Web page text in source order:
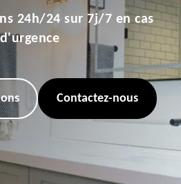
24h/24 sur 7j/7 en cas
d'urgence
Contactez-nous